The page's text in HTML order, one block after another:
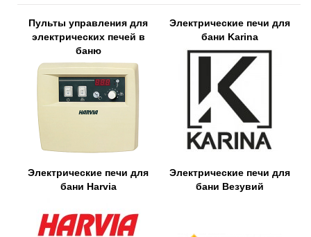
Пульты управления для
электрических печей в
баню
Электрические печи для
бани Karina
Электрические печи для
бани Harvia
Электрические печи для
бани Везувий